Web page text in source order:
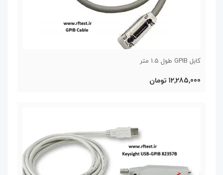
کابل GPIB طول 1.5 متر
12,285,000 تومان